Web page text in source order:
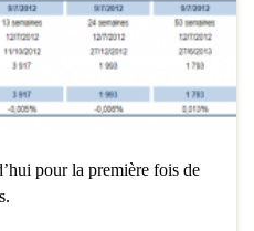
pour la première fois de